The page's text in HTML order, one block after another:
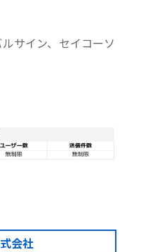
サイン、セイコーソ
会社